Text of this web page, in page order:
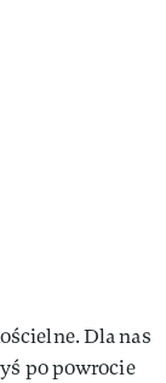
Dla nas
po powrocie